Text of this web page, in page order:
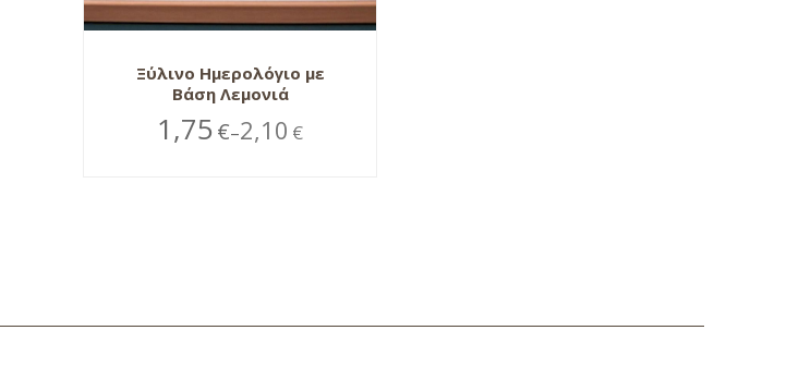
Ξύλινο Ημερολόγιο με
Βάση Λεμονιά
1,75 €–2,10 €